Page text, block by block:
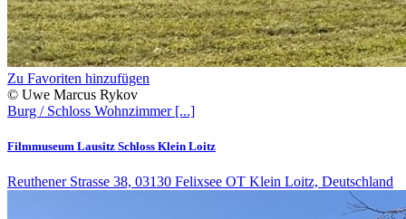
Zu Favoriten hinzufügen
© Uwe Marcus Rykov
Burg / Schloss Wohnzimmer [...]
Filmmuseum Lausitz Schloss Klein Loitz
Reuthener Strasse 38, 03130 Felixsee OT Klein Loitz, Deutschland